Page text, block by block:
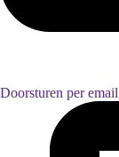
Doorsturen per email